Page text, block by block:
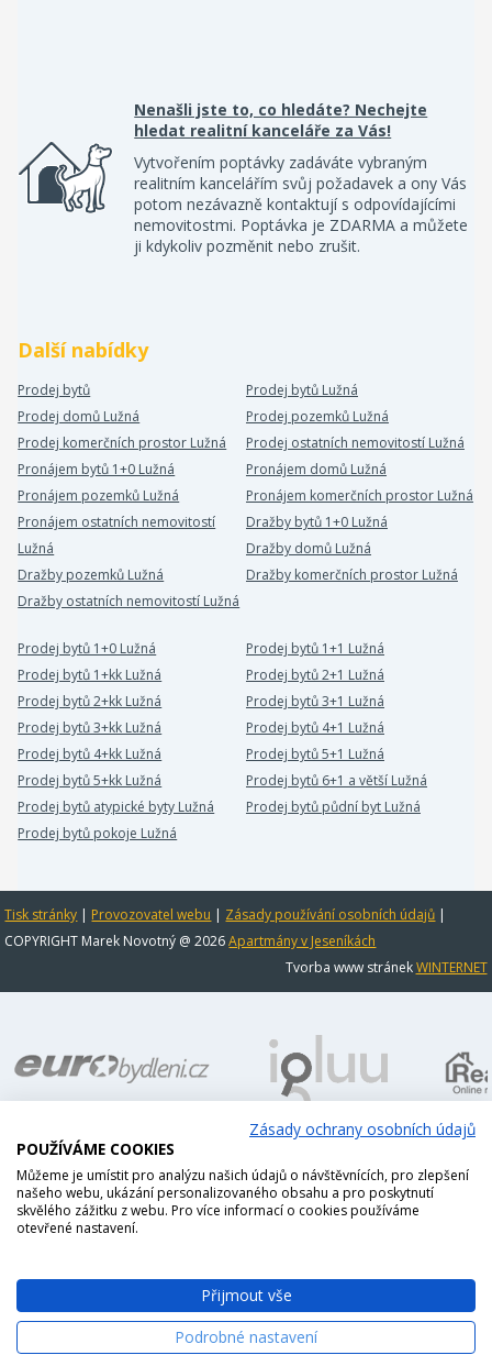
Nenašli jste to, co hledáte? Nechejte
hledat realitní kanceláře za Vás!
Vytvořením poptávky zadáváte vybraným
realitním kancelářím svůj požadavek a ony Vás
potom nezávazně kontaktují s odpovídajícími
nemovitostmi. Poptávka je ZDARMA a můžete
ji kdykoliv pozměnit nebo zrušit.
Další nabídky
Prodej bytů
Prodej bytů Lužná
Prodej domů Lužná
Prodej pozemků Lužná
Prodej komerčních prostor Lužná
Prodej ostatních nemovitostí Lužná
Pronájem bytů 1+0 Lužná
Pronájem domů Lužná
Pronájem pozemků Lužná
Pronájem komerčních prostor Lužná
Pronájem ostatních nemovitostí
Lužná
Dražby bytů 1+0 Lužná
Dražby domů Lužná
Dražby pozemků Lužná
Dražby komerčních prostor Lužná
Dražby ostatních nemovitostí Lužná
Prodej bytů 1+0 Lužná
Prodej bytů 1+1 Lužná
Prodej bytů 1+kk Lužná
Prodej bytů 2+1 Lužná
Prodej bytů 2+kk Lužná
Prodej bytů 3+1 Lužná
Prodej bytů 3+kk Lužná
Prodej bytů 4+1 Lužná
Prodej bytů 4+kk Lužná
Prodej bytů 5+1 Lužná
Prodej bytů 5+kk Lužná
Prodej bytů 6+1 a větší Lužná
Prodej bytů atypické byty Lužná
Prodej bytů půdní byt Lužná
Prodej bytů pokoje Lužná
Tisk stránky | Provozovatel webu | Zásady používání osobních údajů |
COPYRIGHT Marek Novotný @ 2026Apartmány v Jeseníkách
Tvorba www stránekWINTERNET
Zásady ochrany osobních údajů
POUŽÍVÁME COOKIES
Můžeme je umístit pro analýzu našich údajů o návštěvnících, pro zlepšení
našeho webu, ukázání personalizovaného obsahu a pro poskytnutí
skvělého zážitku z webu. Pro více informací o cookies používáme
otevřené nastavení.
Přijmout vše
Podrobné nastavení